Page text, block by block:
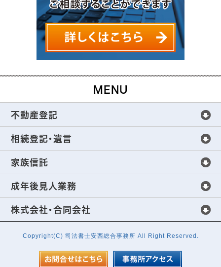
MENU
不動産登記
不動産登記
不動産登記手続きについて
不動産売買の不動産登記
生前贈与の不動産登記
不動産登記手続でよくある質問
相続登記・遺言
相続登記・遺言
全世代をサポートする相続手続き
これからの相続の新常識
相続財産の特定から遺産分割協議まで
家族信託
家族信託
家族信託の仕組み
家族信託の事例紹介
成年後見人業務
成年後見人業務
成年後見人選任の申立費用
株式会社・合同会社
株式会社・合同会社
株式会社設立・変更登記
Copyright(C) 司法書士安西総合事務所 All Right Reserved.